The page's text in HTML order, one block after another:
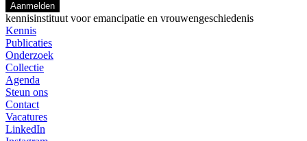
Aanmelden
kennisinstituut voor emancipatie en vrouwengeschiedenis
Kennis
Publicaties
Onderzoek
Collectie
Agenda
Steun ons
Contact
Vacatures
LinkedIn